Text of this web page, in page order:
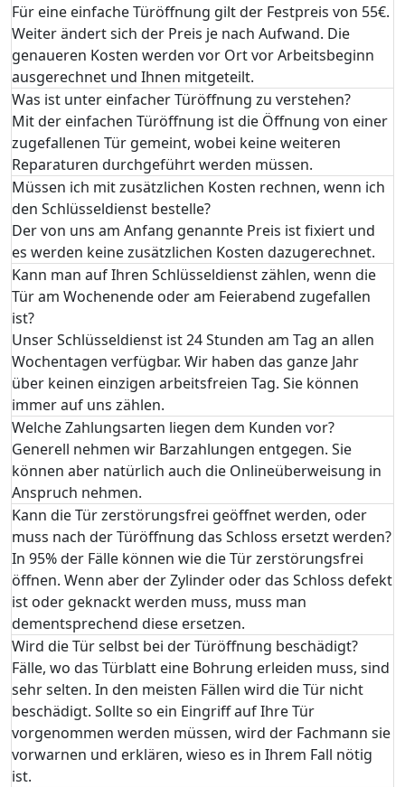
Für eine einfache Türöffnung gilt der Festpreis von 55€.
Weiter ändert sich der Preis je nach Aufwand. Die
genaueren Kosten werden vor Ort vor Arbeitsbeginn
ausgerechnet und Ihnen mitgeteilt.
Was ist unter einfacher Türöffnung zu verstehen?
Mit der einfachen Türöffnung ist die Öffnung von einer
zugefallenen Tür gemeint, wobei keine weiteren
Reparaturen durchgeführt werden müssen.
Müssen ich mit zusätzlichen Kosten rechnen, wenn ich
den Schlüsseldienst bestelle?
Der von uns am Anfang genannte Preis ist fixiert und
es werden keine zusätzlichen Kosten dazugerechnet.
Kann man auf Ihren Schlüsseldienst zählen, wenn die
Tür am Wochenende oder am Feierabend zugefallen
ist?
Unser Schlüsseldienst ist 24 Stunden am Tag an allen
Wochentagen verfügbar. Wir haben das ganze Jahr
über keinen einzigen arbeitsfreien Tag. Sie können
immer auf uns zählen.
Welche Zahlungsarten liegen dem Kunden vor?
Generell nehmen wir Barzahlungen entgegen. Sie
können aber natürlich auch die Onlineüberweisung in
Anspruch nehmen.
Kann die Tür zerstörungsfrei geöffnet werden, oder
muss nach der Türöffnung das Schloss ersetzt werden?
In 95% der Fälle können wie die Tür zerstörungsfrei
öffnen. Wenn aber der Zylinder oder das Schloss defekt
ist oder geknackt werden muss, muss man
dementsprechend diese ersetzen.
Wird die Tür selbst bei der Türöffnung beschädigt?
Fälle, wo das Türblatt eine Bohrung erleiden muss, sind
sehr selten. In den meisten Fällen wird die Tür nicht
beschädigt. Sollte so ein Eingriff auf Ihre Tür
vorgenommen werden müssen, wird der Fachmann sie
vorwarnen und erklären, wieso es in Ihrem Fall nötig
ist.